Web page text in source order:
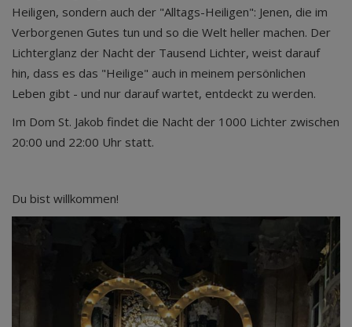
Heiligen, sondern auch der "Alltags-Heiligen": Jenen, die im
Verborgenen Gutes tun und so die Welt heller machen. Der
Lichterglanz der Nacht der Tausend Lichter, weist darauf
hin, dass es das "Heilige" auch in meinem persönlichen
Leben gibt - und nur darauf wartet, entdeckt zu werden.
Im Dom St. Jakob findet die Nacht der 1000 Lichter zwischen
20:00 und 22:00 Uhr statt.
Du bist willkommen!